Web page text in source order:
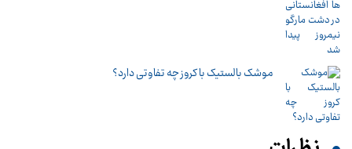
موشک بالستیک با کروز چه تفاوتی دارد؟